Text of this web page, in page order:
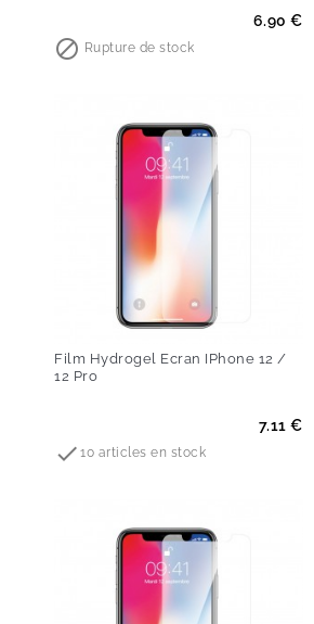
6.90 €
 Rupture de stock
Film Hydrogel Ecran IPhone 12 /
12 Pro
7.11 €
 10 articles en stock